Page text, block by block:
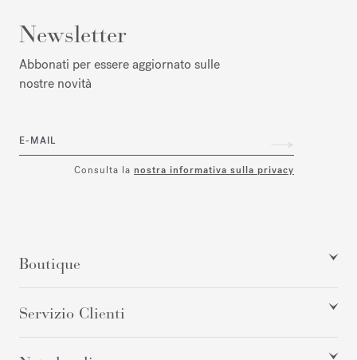
Newsletter
Abbonati per essere aggiornato sulle
nostre novità
E-MAIL
Consulta la nostra informativa sulla privacy
Boutique
Servizio Clienti